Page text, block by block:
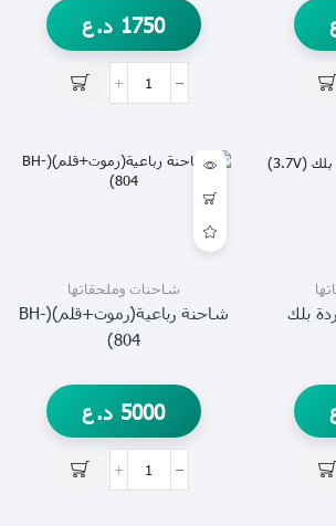
1750 د.ع
بلك
شاحنات وملحقاتها
شاحنة رباعية(رموت+قلم)(BH-
804)
5000 د.ع